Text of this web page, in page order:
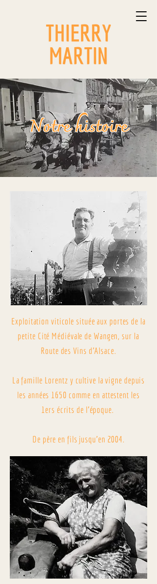
Notre histoire
Exploitation viticole située aux portes de la
petite Cité Médiévale de Wangen, sur la
Route des Vins d'Alsace.
La famille Lorentz y cultive la vigne depuis
les années 1650 comme en attestent les
1ers écrits de l'époque.
De père en fils jusqu'en 2004.